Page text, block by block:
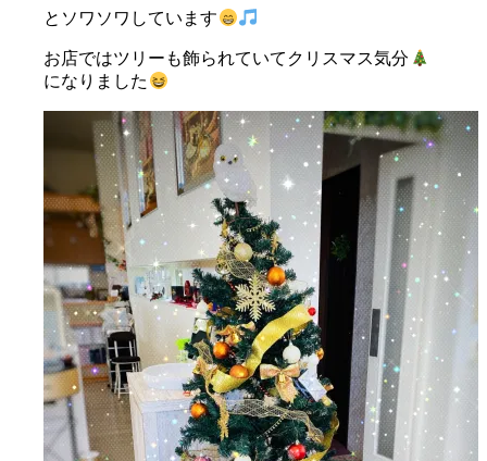
とソワソワしています
お店ではツリーも飾られていてクリスマス気分
になりました